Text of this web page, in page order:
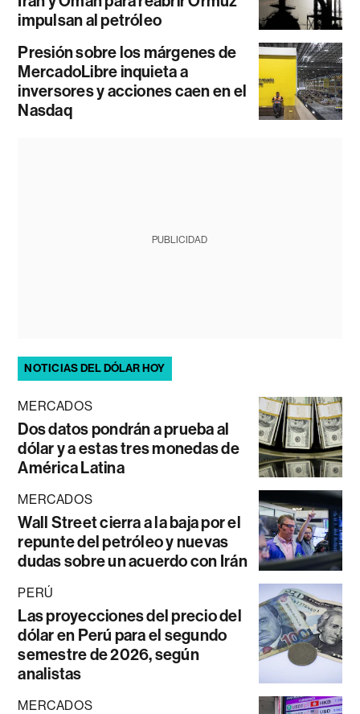
impulsan al petróleo
Presión sobre los márgenes de
MercadoLibre inquieta a
inversores y acciones caen en el
Nasdaq
PUBLICIDAD
NOTICIAS DEL DÓLAR HOY
MERCADOS
Dos datos pondrán a prueba al
dólar y a estas tres monedas de
América Latina
MERCADOS
Wall Street cierra a la baja por el
repunte del petróleo y nuevas
dudas sobre un acuerdo con Irán
PERÚ
Las proyecciones del precio del
dólar en Perú para el segundo
semestre de 2026, según
analistas
MERCADOS